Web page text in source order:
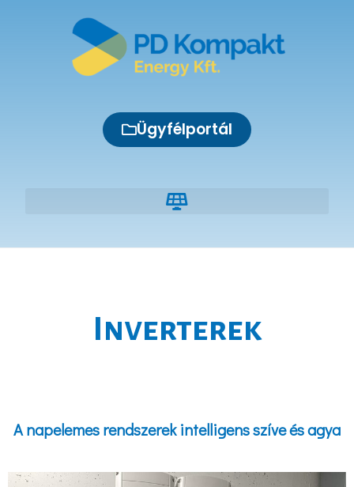
Ügyfélportál
Inverterek
A napelemes rendszerek intelligens szíve és agya